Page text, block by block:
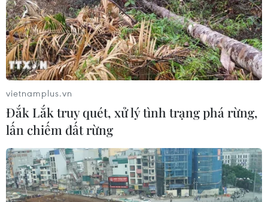
Nêu 48 dự án, Quảng Bình kêu gọi số vốn
đầu tư 50.000 tỷ đồng
vietnamplus.vn
Đắk Lắk truy quét, xử lý tình trạng phá rừng,
lấn chiếm đất rừng